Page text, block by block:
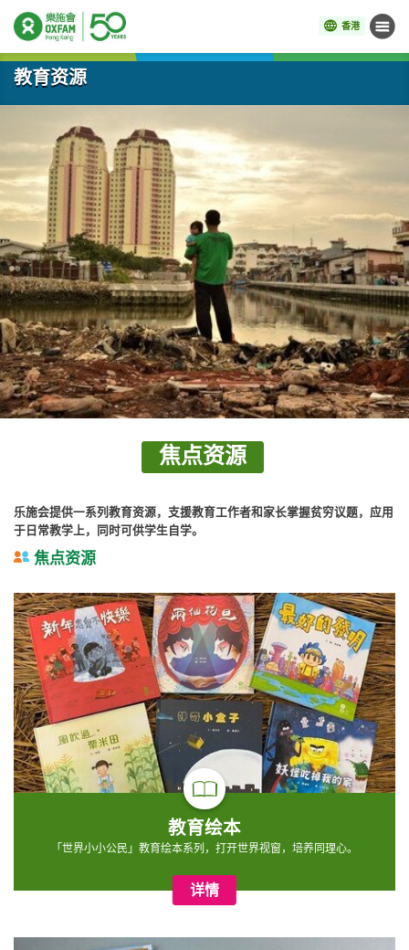
香港 菜单
开始主要内容
教育资源
焦点资源
乐施会提供一系列教育资源，支援教育工作者和家长掌握贫穷议题，应用
于日常教学上，同时可供学生自学。
焦点资源
教育绘本
「世界小小公民」教育绘本系列，打开世界视窗，培养同理心。
详情